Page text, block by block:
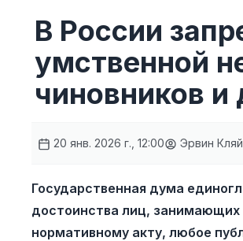
В России
умственной
чиновников и
20 янв. 2026 г., 12:00 Эрвин
Государственная дума
достоинства лиц,
нормативному акту, любое